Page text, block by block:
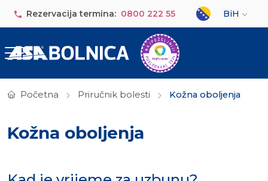
Rezervacija termina: 0800 222 55
Select your
BiH
Početna Priručnik bolesti Kožna oboljenja
Kožna oboljenja